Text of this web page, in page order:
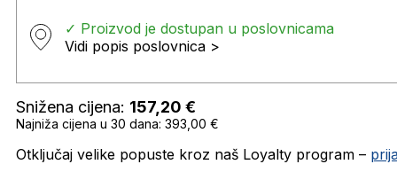
✓ Proizvod je dostupan u poslovnicama
Vidi popis poslovnica >
Snižena cijena: 157,20 €
Najniža cijena u 30 dana: 393,00 €
Otključaj velike popuste kroz naš Loyalty program –